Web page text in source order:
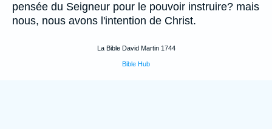
pensée du Seigneur pour le pouvoir instruire? mais
nous, nous avons l'intention de Christ.
La Bible David Martin 1744
Bible Hub